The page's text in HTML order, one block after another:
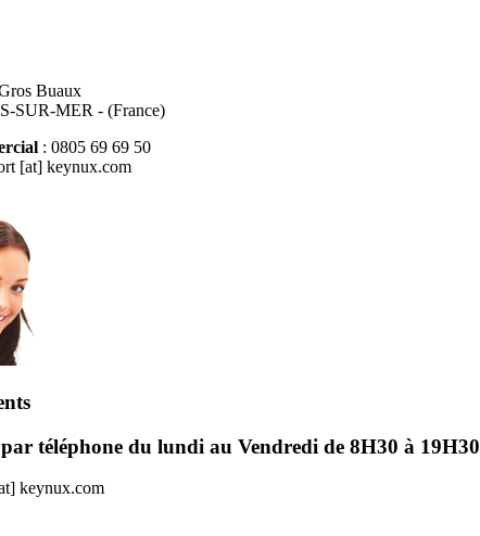
Buaux
SUR-MER - (France)
: 0805 69 69 50
[at] keynux.com
téléphone du lundi au Vendredi de 8H30 à 19H30
keynux.com